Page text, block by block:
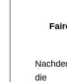
die